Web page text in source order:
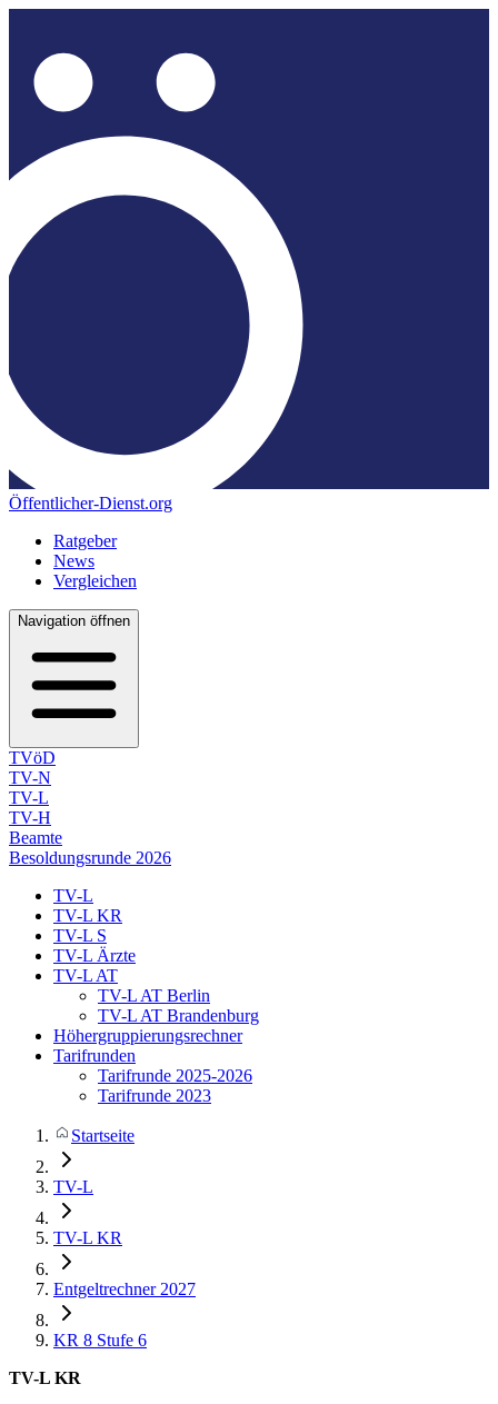
Öffentlicher-Dienst.org
Ratgeber
News
Vergleichen
Navigation öffnen
TVöD
TV-N
TV-L
TV-H
Beamte
Besoldungsrunde 2026
TV-L
TV-L KR
TV-L S
TV-L Ärzte
TV-L AT
TV-L AT Berlin
TV-L AT Brandenburg
Höhergruppierungsrechner
Tarifrunden
Tarifrunde 2025-2026
Tarifrunde 2023
Startseite
TV-L
TV-L KR
Entgeltrechner 2027
KR 8 Stufe 6
TV-L KR